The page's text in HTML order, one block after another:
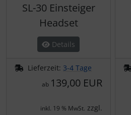
SL-30 Einsteiger
Headset
Details
Lieferzeit: 3-4 Tage
ab 139,00 EUR
inkl. 19 % MwSt. zzgl.